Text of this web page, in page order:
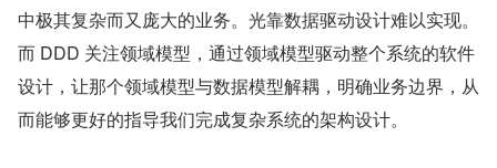
中极其复杂而又庞大的业务。光靠数据驱动设计难以实现。
而 DDD 关注领域模型，通过领域模型驱动整个系统的软件
设计，让那个领域模型与数据模型解耦，明确业务边界，从
而能够更好的指导我们完成复杂系统的架构设计。